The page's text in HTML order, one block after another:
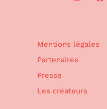
Mentions légales
Partenaires
Presse
Les créateurs